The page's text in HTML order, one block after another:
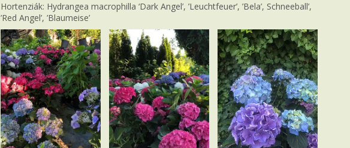
Hortenziák: Hydrangea macrophilla ‘Dark Angel’, ’Leuchtfeuer’, ’Bela’, Schneeball’,
’Red Angel’, ’Blaumeise’